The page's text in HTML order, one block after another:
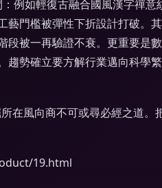
例如輕復古融合國風漢字禪
門檻被彈性下折設計打破。
被一再驗證不衰。更重要是
勢確立要方解行業邁向科學
在風向商不可或尋必經之道
19.html